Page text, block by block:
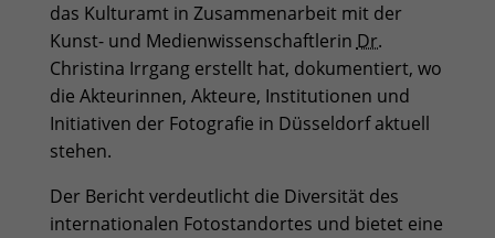
das Kulturamt in Zusammenarbeit mit der
Kunst- und Medienwissenschaftlerin Dr.
Christina Irrgang erstellt hat, dokumentiert, wo
die Akteurinnen, Akteure, Institutionen und
Initiativen der Fotografie in Düsseldorf aktuell
stehen.
Der Bericht verdeutlicht die Diversität des
internationalen Fotostandortes und bietet eine